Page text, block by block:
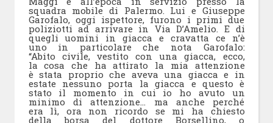
squadra mobile di Palermo. Lui e Giuseppe
Garofalo, oggi ispettore, furono i primi due
poliziotti ad arrivare in Via D’Amelio. E di
quegli uomini in giacca e cravatta ce n’è
uno in particolare che nota Garofalo:
“Abito civile, vestito con una giacca, ecco,
la cosa che ha attirato la mia attenzione
è stata proprio che aveva una giacca e in
estate nessuno porta la giacca e questo è
stato il momento in cui io ho avuto un
minimo di attenzione… ma anche perché
era lì, ora non ricordo se mi ha chiesto
della borsa del dottore Borsellino, o